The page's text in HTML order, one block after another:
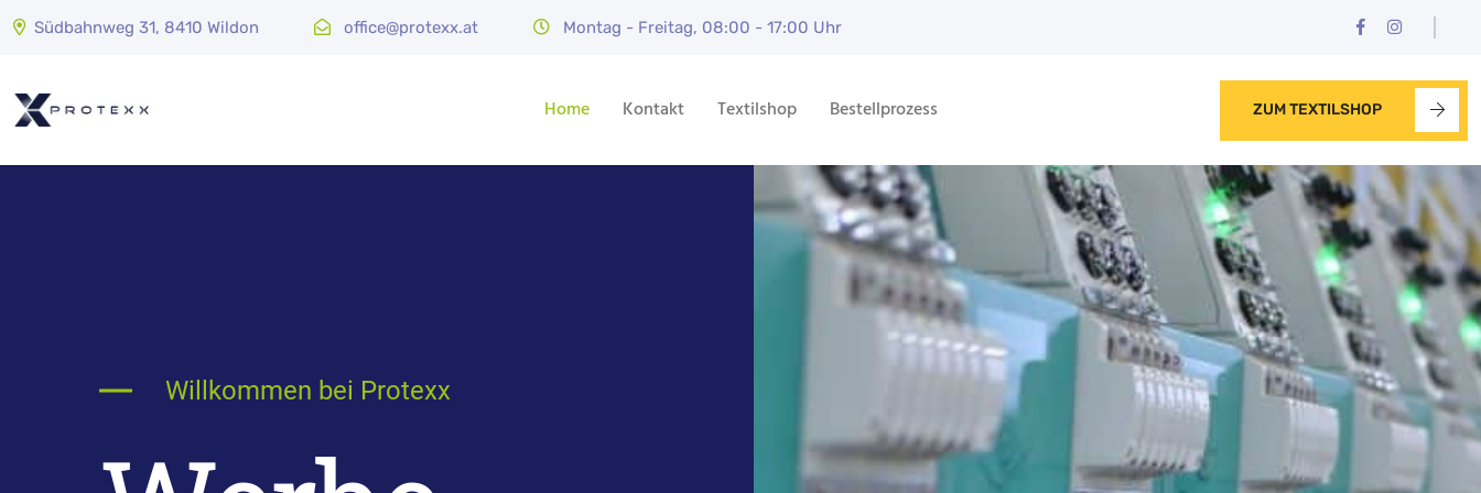
Südbahnweg 31, 8410 Wildon office@protexx.at Montag - Freitag, 08:00 - 17:00 Uhr
Home Kontakt Textilshop Bestellprozess ZUM TEXTILSHOP
Willkommen bei Protexx